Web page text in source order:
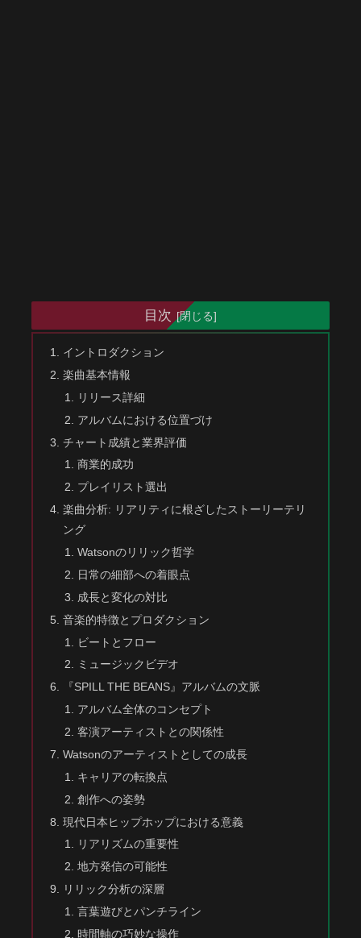
目次
イントロダクション
楽曲基本情報
リリース詳細
アルバムにおける位置づけ
チャート成績と業界評価
商業的成功
プレイリスト選出
楽曲分析: リアリティに根ざしたストーリーテリ
ング
Watsonのリリック哲学
日常の細部への着眼点
成長と変化の対比
音楽的特徴とプロダクション
ビートとフロー
ミュージックビデオ
『SPILL THE BEANS』アルバムの文脈
アルバム全体のコンセプト
客演アーティストとの関係性
Watsonのアーティストとしての成長
キャリアの転換点
創作への姿勢
現代日本ヒップホップにおける意義
リアリズムの重要性
地方発信の可能性
リリック分析の深層
言葉遊びとパンチライン
時間軸の巧妙な操作